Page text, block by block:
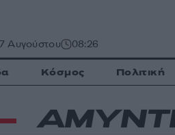
Αυγούστου 08:26
Κόσμος Πολιτική